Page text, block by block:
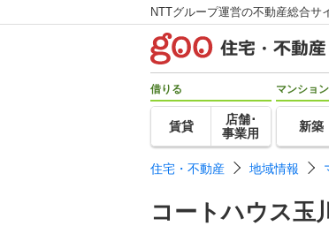
NTTグループ運営の不動産総合サ
借りる
賃貸
店舗･
事業用
マンショ
新築
住宅・不動産 地域情報
コートハウス玉